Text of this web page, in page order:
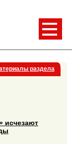
раздела
исчезают